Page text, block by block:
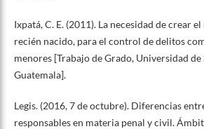
Ixpatá, C. E. (2011). La necesidad de crear
recién nacido, para el control de delitos
menores [Trabajo de Grado, Universidad de
Guatemala].
Legis. (2016, 7 de octubre). Diferencias
responsables en materia penal y civil.